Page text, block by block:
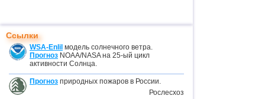
Ссылки
WSA-Enlil модель солнечного ветра.
Прогноз NOAA/NASA на 25-ый цикл
активности Солнца.
Прогноз природных пожаров в России.
Рослесхоз